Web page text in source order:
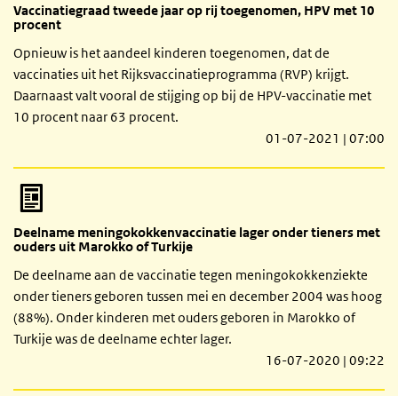
Vaccinatiegraad tweede jaar op rij toegenomen, HPV met 10
procent
Opnieuw is het aandeel kinderen toegenomen, dat de
vaccinaties uit het Rijksvaccinatieprogramma (RVP) krijgt.
Daarnaast valt vooral de stijging op bij de HPV-vaccinatie met
10 procent naar 63 procent.
01-07-2021 | 07:00
Deelname meningokokkenvaccinatie lager onder tieners met
ouders uit Marokko of Turkije
De deelname aan de vaccinatie tegen meningokokkenziekte
onder tieners geboren tussen mei en december 2004 was hoog
(88%). Onder kinderen met ouders geboren in Marokko of
Turkije was de deelname echter lager.
16-07-2020 | 09:22